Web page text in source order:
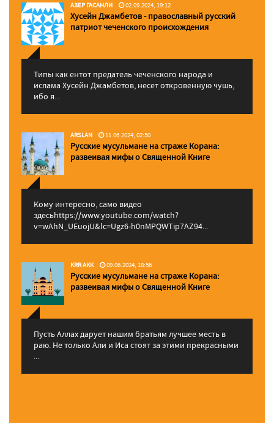
АЗЕР ГАСАНЛИ 02.09.2024, 19:12
Хусейн Джамбетов - православный русский
патриот чеченского происхождения
Типы как ентот предатель чеченского народа и
ислама Хусейн Джамбетов, несет откровенную чушь,
ибо я...
ARSLAN 11.06.2024, 02:50
Русские мусульмане на страже Корана:
pазвеивая мифы о Священной Книге
Кому интересно, само видео
здесьhttps://www.youtube.com/watch?
v=wAhN_UEuojU&lc=Ugz6-h0nMPQWTip7AZ94...
KRR AKK 09.06.2024, 18:56
Русские мусульмане на страже Корана:
pазвеивая мифы о Священной Книге
Пусть Аллах дарует нашим братьям лучшее месть в
раю. Не только Али и Иса стоят за этими прекрасными
...